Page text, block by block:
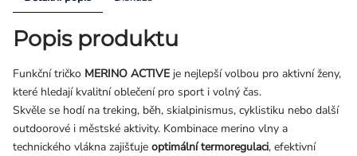
Popis produktu
Funkční tričko MERINO ACTIVE je nejlepší volbou pro aktivní ženy,
které hledají kvalitní oblečení pro sport i volný čas.
Skvěle se hodí na treking, běh, skialpinismus, cyklistiku nebo další
outdoorové i městské aktivity. Kombinace merino vlny a
technického vlákna zajišťuje optimální termoregulaci, efektivní